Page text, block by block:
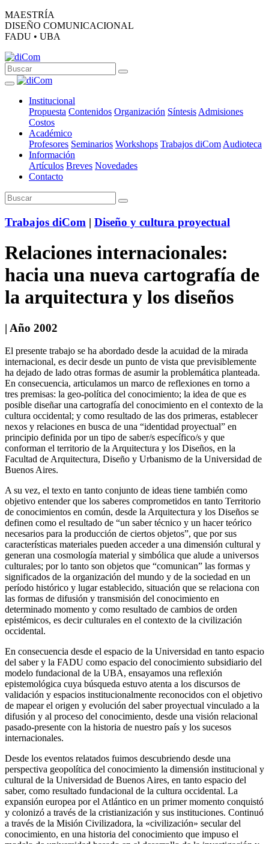
MAESTRÍA
DISEÑO COMUNICACIONAL
FADU • UBA
Institucional
Propuesta Contenidos Organización Síntesis Admisiones
Costos
Académico
Profesores Seminarios Workshops Trabajos diCom Audioteca
Información
Artículos Breves Novedades
Contacto
Trabajos diCom | Diseño y cultura proyectual
Relaciones internacionales:
hacia una nueva cartografía de
la arquitectura y los diseños
| Año 2002
El presente trabajo se ha abordado desde la acuidad de la mirada
internacional, es decir desde un punto de vista que previsiblemente
ha dejado de lado otras formas de asumir la problemática planteada.
En consecuencia, articulamos un marco de reflexiones en torno a
tres premisas: la geo-política del conocimiento; la idea de que es
posible diseñar una cartografía del conocimiento en el contexto de la
cultura occidental; y como resultado de las dos primeras, establecer
nexos y relaciones en busca de una “identidad proyectual” en
principio definida por un tipo de saber/s específico/s y que
conforman el territorio de la Arquitectura y los Diseños, en la
Facultad de Arquitectura, Diseño y Urbanismo de la Universidad de
Buenos Aires.
A su vez, el texto en tanto conjunto de ideas tiene también como
objetivo entender que los saberes comprometidos en tanto Territorio
de conocimientos en común, desde la Arquitectura y los Diseños se
definen como el resultado de “un saber técnico y un hacer teórico
necesarios para la producción de ciertos objetos”, que por sus
características materiales pueden acceder a una dimensión cultural y
generan una cosmología material y simbólica que alude a universos
culturales; por lo tanto son objetos que “comunican” las formas y
significados de la organización del mundo y de la sociedad en un
período histórico y lugar establecido, situación que se relaciona con
las formas de difusión y transmisión del conocimiento en
determinado momento y como resultado de cambios de orden
epistémicos, es decir culturales en el contexto de la civilización
occidental.
En consecuencia desde el espacio de la Universidad en tanto espacio
del saber y la FADU como espacio del conocimiento subsidiario del
modelo fundacional de la UBA, ensayamos una reflexión
epistemológica cuya búsqueda estuvo atenta a los discursos de
validación y espacios institucionalmente reconocidos con el objetivo
de mapear el origen y evolución del saber proyectual vinculado a la
difusión y al proceso del conocimiento, desde una visión relacional
pasado-presente con la historia de nuestro país y los sucesos
internacionales.
Desde los eventos relatados fuimos descubriendo desde una
perspectiva geopolítica del conocimiento la dimensión institucional y
cultural de la Universidad de Buenos Aires, en tanto espacio del
saber, como resultado fundacional de la cultura occidental. La
expansión europea por el Atlántico en un primer momento conquistó
y colonizó a través de la cristianización y sus instituciones. Continuó
a través de la Misión Civilizadora, la «civilización» secular del
conocimiento, en una historia del conocimiento que impuso el